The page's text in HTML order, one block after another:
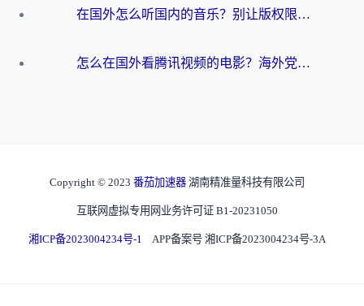
在国外怎么听国内的音乐？别让版权限制断了你的华语歌单
怎么在国外看腾讯视频的电影？海外党亲测有效的回国加速指南
Copyright © 2023 番茄加速器 湖南精准量科技有限公司
互联网虚拟专用网业务许可证 B1-20231050
湘ICP备2023004234号-1 APP备案号 湘ICP备2023004234号-3A